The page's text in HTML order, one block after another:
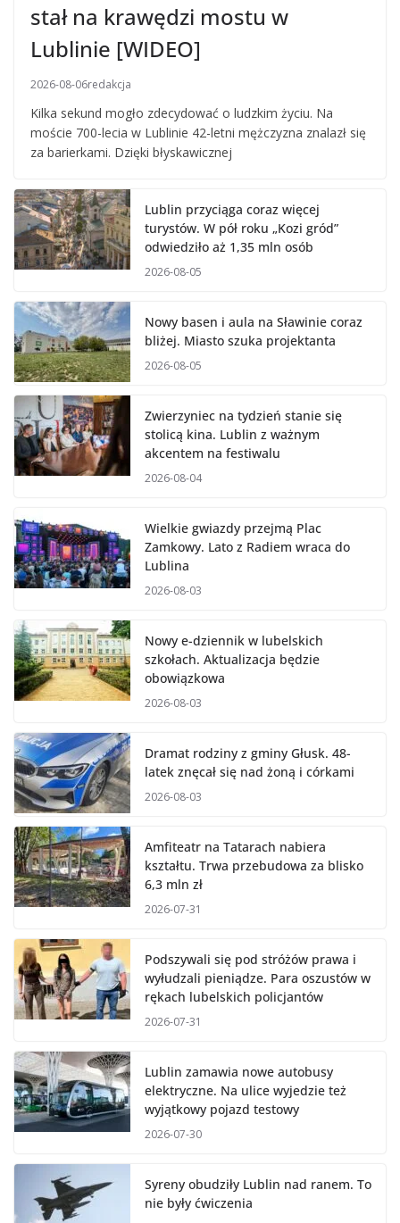
stał na krawędzi mostu w
Lublinie [WIDEO]
2026-08-06redakcja
Kilka sekund mogło zdecydować o ludzkim życiu. Na
moście 700-lecia w Lublinie 42-letni mężczyzna znalazł się
za barierkami. Dzięki błyskawicznej
Lublin przyciąga coraz więcej
turystów. W pół roku „Kozi gród”
odwiedziło aż 1,35 mln osób
2026-08-05
Nowy basen i aula na Sławinie coraz
bliżej. Miasto szuka projektanta
2026-08-05
Zwierzyniec na tydzień stanie się
stolicą kina. Lublin z ważnym
akcentem na festiwalu
2026-08-04
Wielkie gwiazdy przejmą Plac
Zamkowy. Lato z Radiem wraca do
Lublina
2026-08-03
Nowy e-dziennik w lubelskich
szkołach. Aktualizacja będzie
obowiązkowa
2026-08-03
Dramat rodziny z gminy Głusk. 48-
latek znęcał się nad żoną i córkami
2026-08-03
Amfiteatr na Tatarach nabiera
kształtu. Trwa przebudowa za blisko
6,3 mln zł
2026-07-31
Podszywali się pod stróżów prawa i
wyłudzali pieniądze. Para oszustów w
rękach lubelskich policjantów
2026-07-31
Lublin zamawia nowe autobusy
elektryczne. Na ulice wyjedzie też
wyjątkowy pojazd testowy
2026-07-30
Syreny obudziły Lublin nad ranem. To
nie były ćwiczenia